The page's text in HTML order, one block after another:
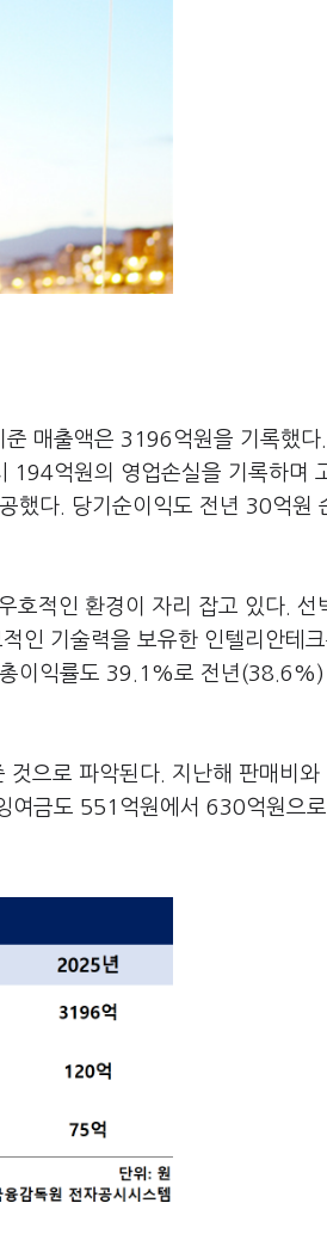
매출액은 3196억원을 기록했다
억원의 영업손실을 기록하며
했다. 당기순이익도 전년 30억원
호적인 환경이 자리 잡고 있다. 선
인 기술력을 보유한 인텔리안테
총이익률도 39.1%로 전년
것으로 파악된다. 지난해 판매비와
여금도 551억원에서 630억원으